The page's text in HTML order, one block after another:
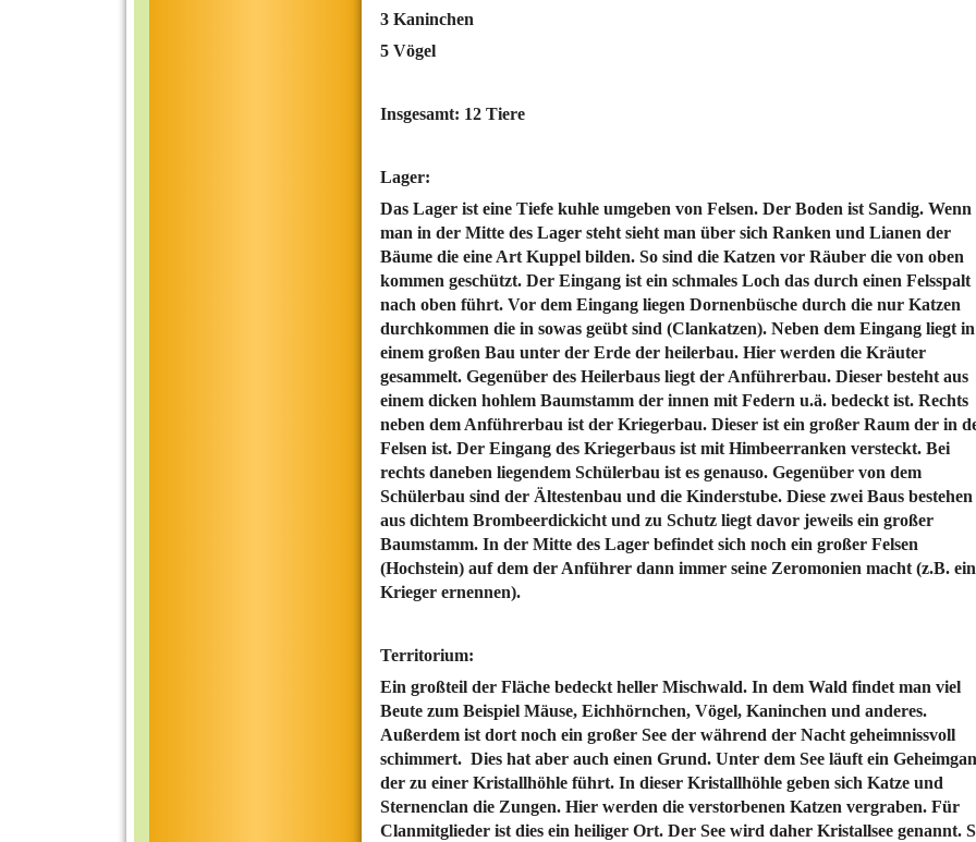
3 Kaninchen
5 Vögel
Insgesamt: 12 Tiere
Lager:
Das Lager ist eine Tiefe kuhle umgeben von Felsen. Der Boden ist Sandig. Wenn
man in der Mitte des Lager steht sieht man über sich Ranken und Lianen der
Bäume die eine Art Kuppel bilden. So sind die Katzen vor Räuber die von oben
kommen geschützt. Der Eingang ist ein schmales Loch das durch einen Felsspalt
nach oben führt. Vor dem Eingang liegen Dornenbüsche durch die nur Katzen
durchkommen die in sowas geübt sind (Clankatzen). Neben dem Eingang liegt in
einem großen Bau unter der Erde der heilerbau. Hier werden die Kräuter
gesammelt. Gegenüber des Heilerbaus liegt der Anführerbau. Dieser besteht aus
einem dicken hohlem Baumstamm der innen mit Federn u.ä. bedeckt ist. Rechts
neben dem Anführerbau ist der Kriegerbau. Dieser ist ein großer Raum der in
Felsen ist. Der Eingang des Kriegerbaus ist mit Himbeerranken versteckt. Bei
rechts daneben liegendem Schülerbau ist es genauso. Gegenüber von dem
Schülerbau sind der Ältestenbau und die Kinderstube. Diese zwei Baus bestehen
aus dichtem Brombeerdickicht und zu Schutz liegt davor jeweils ein großer
Baumstamm. In der Mitte des Lager befindet sich noch ein großer Felsen
(Hochstein) auf dem der Anführer dann immer seine Zeromonien macht (z.B.
Krieger ernennen).
Territorium:
Ein großteil der Fläche bedeckt heller Mischwald. In dem Wald findet man viel
Beute zum Beispiel Mäuse, Eichhörnchen, Vögel, Kaninchen und anderes.
Außerdem ist dort noch ein großer See der während der Nacht geheimnissvoll
schimmert. Dies hat aber auch einen Grund. Unter dem See läuft ein
der zu einer Kristallhöhle führt. In dieser Kristallhöhle geben sich Katze und
Sternenclan die Zungen. Hier werden die verstorbenen Katzen vergraben. Für
Clanmitglieder ist dies ein heiliger Ort. Der See wird daher Kristallsee genannt.